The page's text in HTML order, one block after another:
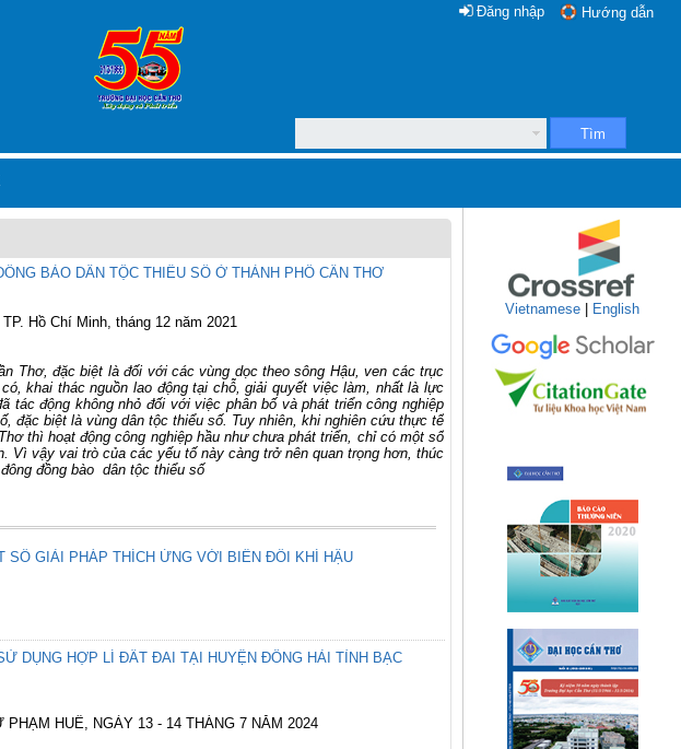
Hướng dẫn
Đăng nhập
Tìm
BÀO DÂN TỘC THIỂU SỐ Ở THÀNH PHỐ CẦN THƠ
Hồ Chí Minh, tháng 12 năm 2021
đặc biệt là đối với các vùng dọc theo sông Hậu, ven các trục
khai thác nguồn lao động tại chỗ, giải quyết việc làm, nhất là lực
động không nhỏ đối với việc phân bố và phát triển công nghiệp
đặc biệt là vùng dân tộc thiểu số. Tuy nhiên, khi nghiên cứu thực tế
thì hoạt động công nghiệp hầu như chưa phát triển, chỉ có một số
Vì vậy vai trò của các yếu tố này càng trở nên quan trọng hơn, thúc
đồng bào dân tộc thiểu số
SỐ GIẢI PHÁP THÍCH ỨNG VỚI BIẾN ĐỔI KHÍ HẬU
DỤNG HỢP LÍ ĐẤT ĐAI TẠI HUYỆN ĐÔNG HẢI TỈNH BẠC
HUẾ, NGÀY 13 - 14 THÁNG 7 NĂM 2024
Vietnamese English